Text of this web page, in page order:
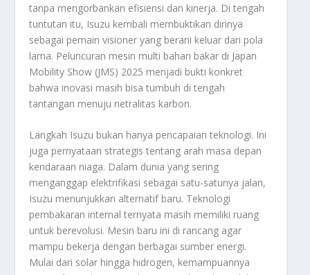
tanpa mengorbankan efisiensi dan kinerja. Di tengah
tuntutan itu, Isuzu kembali membuktikan dirinya
sebagai pemain visioner yang berani keluar dari pola
lama. Peluncuran mesin multi bahan bakar di Japan
Mobility Show (JMS) 2025 menjadi bukti konkret
bahwa inovasi masih bisa tumbuh di tengah
tantangan menuju netralitas karbon.
Langkah Isuzu bukan hanya pencapaian teknologi. Ini
juga pernyataan strategis tentang arah masa depan
kendaraan niaga. Dalam dunia yang sering
menganggap elektrifikasi sebagai satu-satunya jalan,
Isuzu menunjukkan alternatif baru. Teknologi
pembakaran internal ternyata masih memiliki ruang
untuk berevolusi. Mesin baru ini di rancang agar
mampu bekerja dengan berbagai sumber energi.
Mulai dari solar hingga hidrogen, kemampuannya